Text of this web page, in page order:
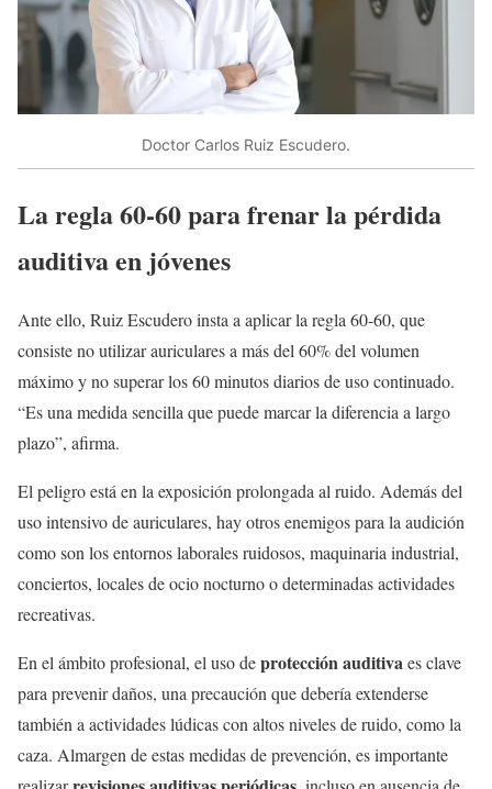
Doctor Carlos Ruiz Escudero.
La regla 60-60 para frenar la pérdida
auditiva en jóvenes
Ante ello, Ruiz Escudero insta a aplicar la regla 60-60, que
consiste no utilizar auriculares a más del 60% del volumen
máximo y no superar los 60 minutos diarios de uso continuado.
“Es una medida sencilla que puede marcar la diferencia a largo
plazo”, afirma.
El peligro está en la exposición prolongada al ruido. Además del
uso intensivo de auriculares, hay otros enemigos para la audición
como son los entornos laborales ruidosos, maquinaria industrial,
conciertos, locales de ocio nocturno o determinadas actividades
recreativas.
En el ámbito profesional, el uso deprotección auditivaes clave
para prevenir daños, una precaución que debería extenderse
también a actividades lúdicas con altos niveles de ruido, como la
caza. Almargen de estas medidas de prevención, es importante